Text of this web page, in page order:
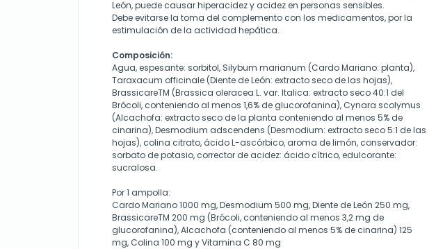
León, puede causar hiperacidez y acidez en personas sensibles.
Debe evitarse la toma del complemento con los medicamentos, por la
estimulación de la actividad hepática.
Composición:
Agua, espesante: sorbitol, Silybum marianum (Cardo Mariano: planta),
Taraxacum officinale (Diente de León: extracto seco de las hojas),
BrassicareTM (Brassica oleracea L. var. Italica: extracto seco 40:1 del
Brócoli, conteniendo al menos 1,6% de glucorofanina), Cynara scolymus
(Alcachofa: extracto seco de la planta conteniendo al menos 5% de
cinarina), Desmodium adscendens (Desmodium: extracto seco 5:1 de las
hojas), colina citrato, ácido L-ascórbico, aroma de limón, conservador:
sorbato de potasio, corrector de acidez: ácido cítrico, edulcorante:
sucralosa.
Por 1 ampolla:
Cardo Mariano 1000 mg, Desmodium 500 mg, Diente de León 250 mg,
BrassicareTM 200 mg (Brócoli, conteniendo al menos 3,2 mg de
glucorofanina), Alcachofa (conteniendo al menos 5% de cinarina) 125
mg, Colina 100 mg y Vitamina C 80 mg